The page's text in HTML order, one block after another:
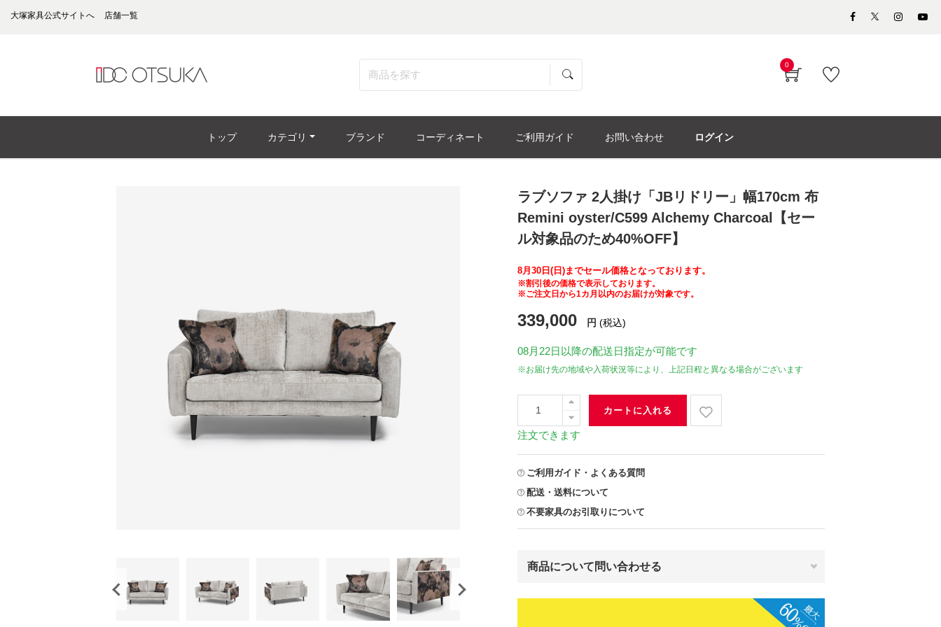
大塚家具公式サイトへ 店舗一覧
0
トップ カテゴリ ブランド コーディネート ご利用ガイド お問い合わせ ログイン
ラブソファ 2人掛け「JBリドリー」幅170cm 布
Remini oyster/C599 Alchemy Charcoal【セー
ル対象品のため40%OFF】
8月30日(日)までセール価格となっております。
※割引後の価格で表示しております。
※ご注文日から1カ月以内のお届けが対象です。
339,000 円 (税込)
08月22日 以降の配送日指定が可能です
※お届け先の地域や入荷状況等により、上記日程と異なる場合がございます
カートに入れる
注文できます
ご利用ガイド・よくある質問
配送・送料について
不要家具のお引取りについて
商品について問い合わせる